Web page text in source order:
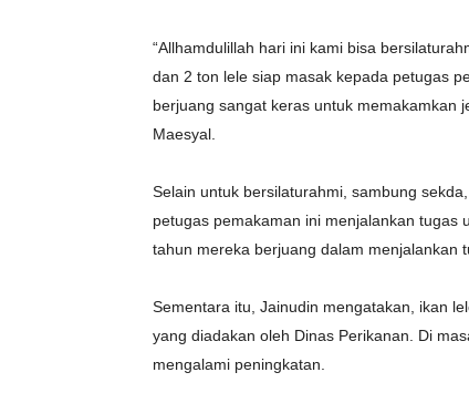
“Allhamdulillah hari ini kami bisa
dan 2 ton lele siap masak kepada petugas
berjuang sangat keras untuk memakamkan
Maesyal.
Selain untuk bersilaturahmi, sambung
petugas pemakaman ini menjalankan tugas
tahun mereka berjuang dalam menjalankan
Sementara itu, Jainudin mengatakan, ikan
yang diadakan oleh Dinas Perikanan. Di
mengalami peningkatan.